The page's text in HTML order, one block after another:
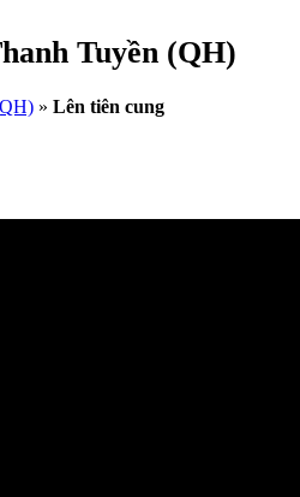
Tuyền (QH)
» Lên tiên cung